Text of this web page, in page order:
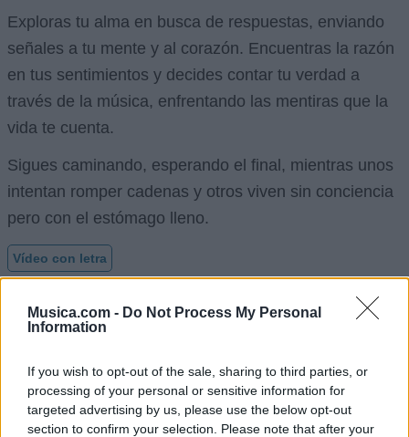
Musica.com - Do Not Process My Personal
Information
If you wish to opt-out of the sale, sharing to third parties, or
processing of your personal or sensitive information for
targeted advertising by us, please use the below opt-out
section to confirm your selection. Please note that after your
Exploras tu alma en busca de respuestas, enviando
señales a tu mente y al corazón. Encuentras la razón
en tus sentimientos y decides contar tu verdad a
través de la música, enfrentando las mentiras que la
vida te cuenta.
Sigues caminando, esperando el final, mientras unos
intentan romper cadenas y otros viven sin conciencia
pero con el estómago lleno.
Vídeo con letra